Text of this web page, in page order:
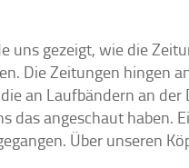
uns gezeigt, wie die
Die Zeitungen hingen
an Laufbändern an
das angeschaut haben.
Über unseren